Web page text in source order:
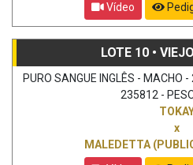
Vídeo
LOTE 10 •
PURO SANGUE INGLÊS -
235812 -
x
MALEDETTA